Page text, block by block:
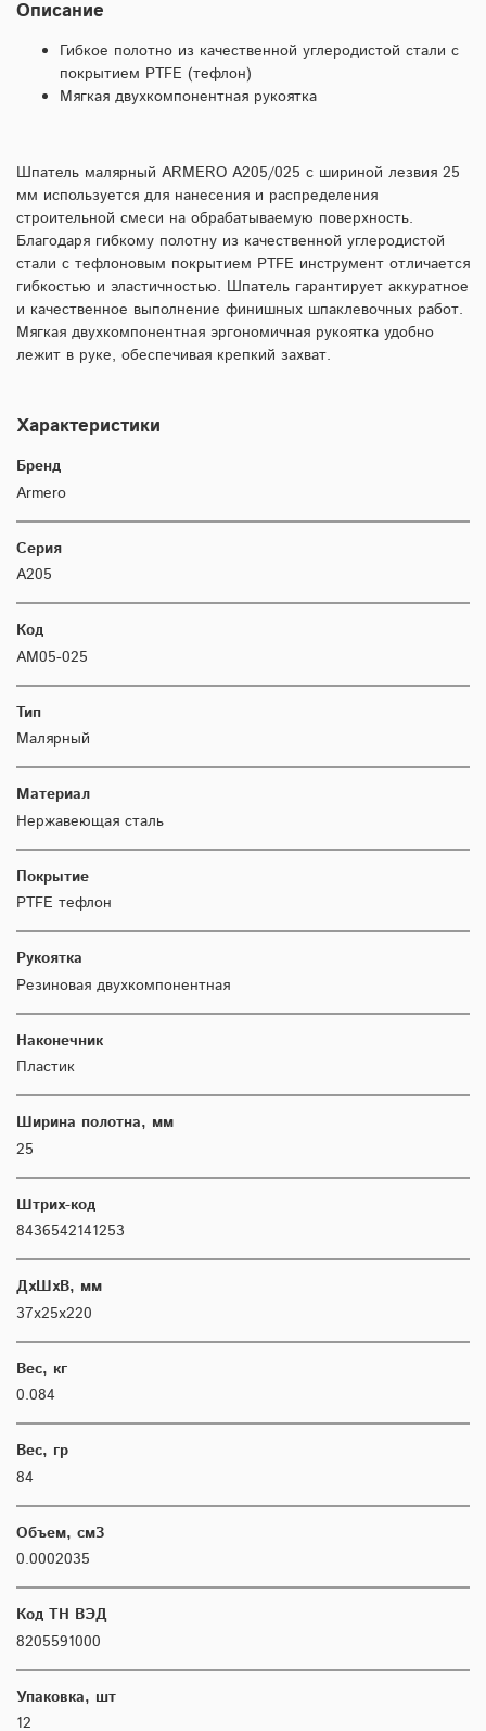
Описание
Гибкое полотно из качественной углеродистой стали с
покрытием PTFE (тефлон)
Мягкая двухкомпонентная рукоятка
Шпатель малярный ARMERO A205/025 с шириной лезвия 25
мм используется для нанесения и распределения
строительной смеси на обрабатываемую поверхность.
Благодаря гибкому полотну из качественной углеродистой
стали с тефлоновым покрытием PTFE инструмент отличается
гибкостью и эластичностью. Шпатель гарантирует аккуратное
и качественное выполнение финишных шпаклевочных работ.
Мягкая двухкомпонентная эргономичная рукоятка удобно
лежит в руке, обеспечивая крепкий захват.
Характеристики
Бренд
Armero
Серия
A205
Код
AM05-025
Тип
Малярный
Материал
Нержавеющая сталь
Покрытие
PTFE тефлон
Рукоятка
Резиновая двухкомпонентная
Наконечник
Пластик
Ширина полотна, мм
25
Штрих-код
8436542141253
ДхШхВ, мм
37х25х220
Вес, кг
0.084
Вес, гр
84
Объем, см3
0.0002035
Код ТН ВЭД
8205591000
Упаковка, шт
12